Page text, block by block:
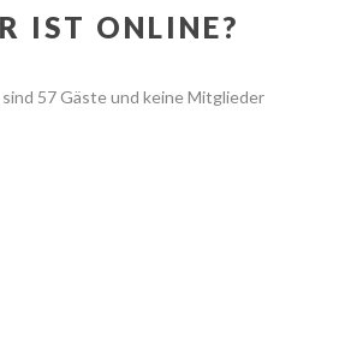
IST ONLINE?
57 Gäste und keine Mitglieder